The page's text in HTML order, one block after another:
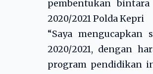
pembentukan
2020/2021 Polda Kepri
“Saya
2020/2021, dengan
program pendidikan